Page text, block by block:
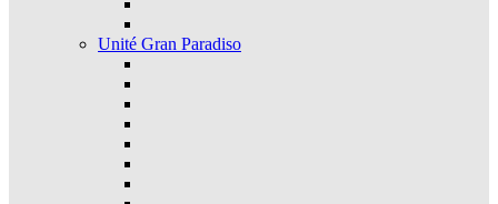
Unité Gran Paradiso